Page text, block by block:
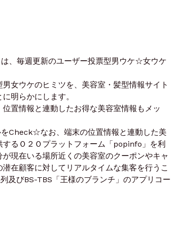
、毎週更新のユーザー投票型男ウケ☆女ウケ
女ウケのヒミツを、美容室・髪型情報サイト
明らかにします。
置情報と連動したお得な美容室情報もメッ
Check☆なお、端末の位置情報と連動した美
るＯ２Ｏプラットフォーム「popinfo」を利
現在いる場所近くの美容室のクーポンやキャ
在顧客に対してリアルタイムな集客を行うこ
及びBS-TBS「王様のブランチ」のアプリコー